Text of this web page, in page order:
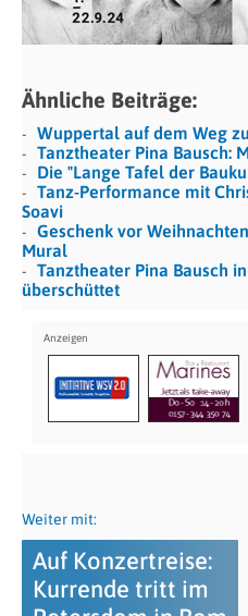
Ähnliche Beiträge:
Wuppertal auf dem Weg
Tanztheater Pina Bausch:
Die "Lange Tafel der
Tanz-Performance mit
Soavi
Geschenk vor
Mural
Tanztheater Pina Bausch
überschüttet
Weiter mit:
Auf Konzertreise:
Kurrende tritt im